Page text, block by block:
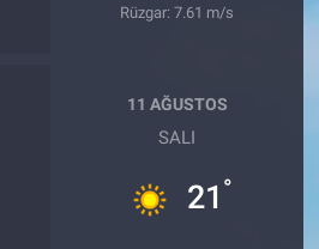
Rüzgar: 7.61 m/s
11 AĞUSTOS
SALI
21 °